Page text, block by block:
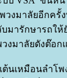
วงมาลัยอีกครั้
มารักษารถให้
วงมาลัยดังต๊อก
ต้นเหมือนลำโ